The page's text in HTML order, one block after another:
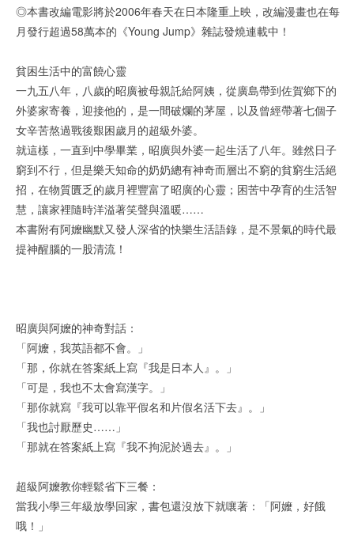
◎本書改編電影將於2006年春天在日本隆重上映，改編漫畫也在每
月發行超過58萬本的《Young Jump》雜誌發燒連載中！
貧困生活中的富饒心靈
一九五八年，八歲的昭廣被母親託給阿姨，從廣島帶到佐賀鄉下的
外婆家寄養，迎接他的，是一間破爛的茅屋，以及曾經帶著七個子
女辛苦熬過戰後艱困歲月的超級外婆。
就這樣，一直到中學畢業，昭廣與外婆一起生活了八年。雖然日子
窮到不行，但是樂天知命的奶奶總有神奇而層出不窮的貧窮生活絕
招，在物質匱乏的歲月裡豐富了昭廣的心靈；困苦中孕育的生活智
慧，讓家裡隨時洋溢著笑聲與溫暖……
本書附有阿嬤幽默又發人深省的快樂生活語錄，是不景氣的時代最
提神醒腦的一股清流！
昭廣與阿嬤的神奇對話：
「阿嬤，我英語都不會。」
「那，你就在答案紙上寫『我是日本人』。」
「可是，我也不太會寫漢字。」
「那你就寫『我可以靠平假名和片假名活下去』。」
「我也討厭歷史……」
「那就在答案紙上寫『我不拘泥於過去』。」
超級阿嬤教你輕鬆省下三餐：
當我小學三年級放學回家，書包還沒放下就嚷著：「阿嬤，好餓
哦！」